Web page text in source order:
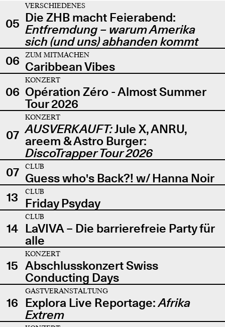
05
VERSCHIEDENES
Die ZHB macht Feierabend:
Entfremdung – warum Amerika
sich (und uns) abhanden kommt
06
ZUM MITMACHEN
Caribbean Vibes
06
KONZERT
Opération Zéro - Almost Summer
Tour 2026
07
KONZERT
AUSVERKAUFT:Jule X, ANRU,
areem & Astro Burger:
DiscoTrapper Tour 2026
07
CLUB
Guess who's Back?! w/ Hanna Noir
13
CLUB
Friday Psyday
14
CLUB
LaVIVA – Die barrierefreie Party für
alle
15
KONZERT
Abschlusskonzert Swiss
Conducting Days
16
GASTVERANSTALTUNG
Explora Live Reportage:Afrika
Extrem